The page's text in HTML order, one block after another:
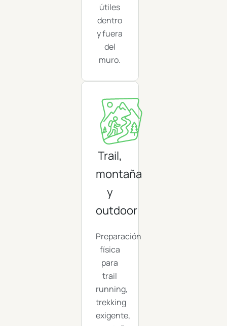
útiles
dentro
y fuera
del
muro.
Trail,
montaña
y
outdoor
Preparación
física
para
trail
running,
trekking
exigente,